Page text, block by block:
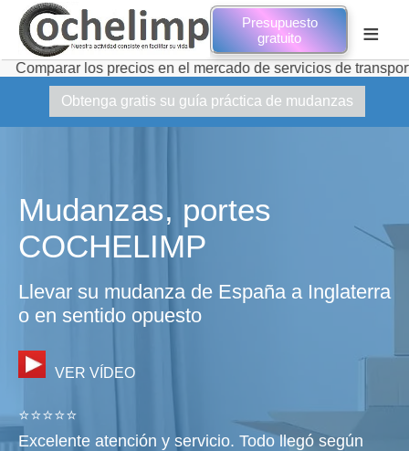
Presupuesto
gratuito
≡
los precios en el mercado de servicios de transporte de
Obtenga gratis su guía práctica de mudanzas
Mudanzas, portes
COCHELIMP
Llevar su mudanza de España a Inglaterra
o en sentido opuesto
VER VÍDEO
⭐⭐⭐⭐⭐
Excelente atención y servicio. Todo llegó según